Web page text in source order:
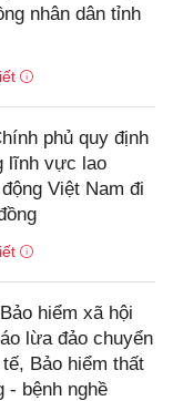
nhân dân tỉnh
phủ quy định
lĩnh vực lao
Việt Nam đi
hiểm xã hội
lừa đảo chuyển
Bảo hiểm thất
- bệnh nghề